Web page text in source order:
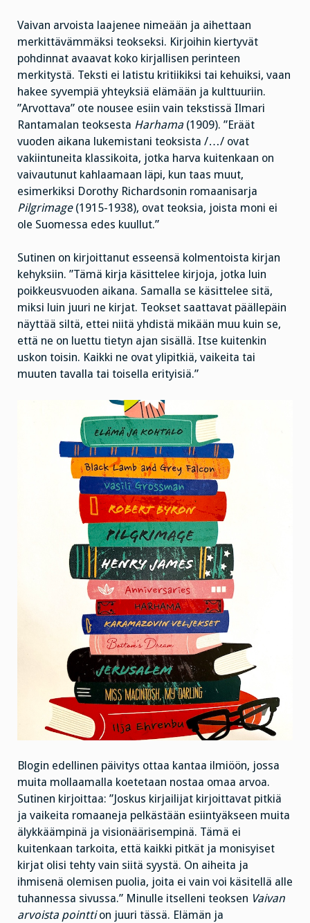
Vaivan arvoista laajenee nimeään ja aihettaan
merkittävämmäksi teokseksi. Kirjoihin kiertyvät
pohdinnat avaavat koko kirjallisen perinteen
merkitystä. Teksti ei latistu kritiikiksi tai kehuiksi, vaan
hakee syvempiä yhteyksiä elämään ja kulttuuriin.
”Arvottava” ote nousee esiin vain tekstissä Ilmari
Rantamalan teoksesta Harhama (1909). ”Eräät
vuoden aikana lukemistani teoksista /…/ ovat
vakiintuneita klassikoita, jotka harva kuitenkaan on
vaivautunut kahlaamaan läpi, kun taas muut,
esimerkiksi Dorothy Richardsonin romaanisarja
Pilgrimage(1915-1938), ovat teoksia, joista moni ei
ole Suomessa edes kuullut.”
Sutinen on kirjoittanut esseensä kolmentoista kirjan
kehyksiin. ”Tämä kirja käsittelee kirjoja, jotka luin
poikkeusvuoden aikana. Samalla se käsittelee sitä,
miksi luin juuri ne kirjat. Teokset saattavat päällepäin
näyttää siltä, ettei niitä yhdistä mikään muu kuin se,
että ne on luettu tietyn ajan sisällä. Itse kuitenkin
uskon toisin. Kaikki ne ovat ylipitkiä, vaikeita tai
muuten tavalla tai toisella erityisiä.”
Blogin edellinen päivitys ottaa kantaa ilmiöön, jossa
muita mollaamalla koetetaan nostaa omaa arvoa.
Sutinen kirjoittaa: ”Joskus kirjailijat kirjoittavat pitkiä
ja vaikeita romaaneja pelkästään esiintyäkseen muita
älykkäämpinä ja visionäärisempinä. Tämä ei
kuitenkaan tarkoita, että kaikki pitkät ja monisyiset
kirjat olisi tehty vain siitä syystä. On aiheita ja
ihmisenä olemisen puolia, joita ei vain voi käsitellä alle
tuhannessa sivussa.” Minulle itselleni teoksen Vaivan
arvoista pointtion juuri tässä. Elämän ja